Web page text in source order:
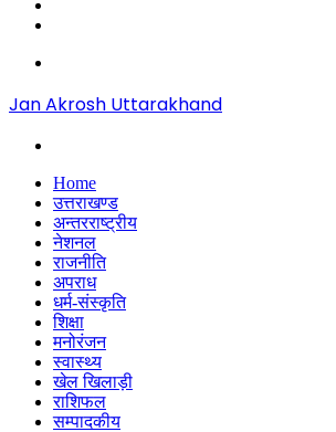
Jan Akrosh Uttarakhand
Home
उत्तराखण्ड
अन्तरराष्ट्रीय
नेशनल
राजनीति
अपराध
धर्म-संस्कृति
शिक्षा
मनोरंजन
स्वास्थ्य
खेल खिलाड़ी
राशिफल
सम्पादकीय